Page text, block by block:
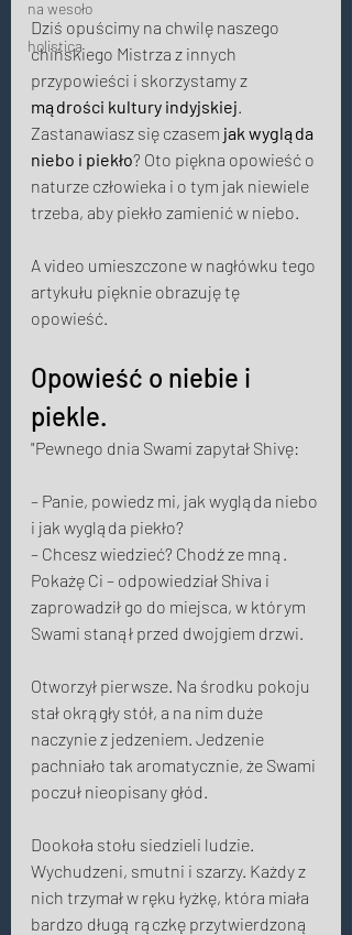
na wesoło
holistica
Dziś opuścimy na chwilę naszego
chińskiego Mistrza z innych
przypowieści i skorzystamy z
mądrości kultury indyjskiej
Zastanawiasz się czasem jak wygląda
niebo i piekło? Oto piękna opowieść o
naturze człowieka i o tym jak niewiele
trzeba, aby piekło zamienić w niebo.
A video umieszczone w nagłówku tego
artykułu pięknie obrazuję tę
opowieść.
Opowieść o niebie i
piekle.
"Pewnego dnia Swami zapytał Shivę:
– Panie, powiedz mi, jak wygląda niebo
i jak wygląda piekło?
– Chcesz wiedzieć? Chodź ze mną.
Pokażę Ci – odpowiedział Shiva i
zaprowadził go do miejsca, w którym
Swami stanął przed dwojgiem drzwi.
Otworzył pierwsze. Na środku pokoju
stał okrągły stół, a na nim duże
naczynie z jedzeniem. Jedzenie
pachniało tak aromatycznie, że Swami
poczuł nieopisany głód.
Dookoła stołu siedzieli ludzie.
Wychudzeni, smutni i szarzy. Każdy z
nich trzymał w ręku łyżkę, która miała
bardzo długą rączkę przytwierdzoną